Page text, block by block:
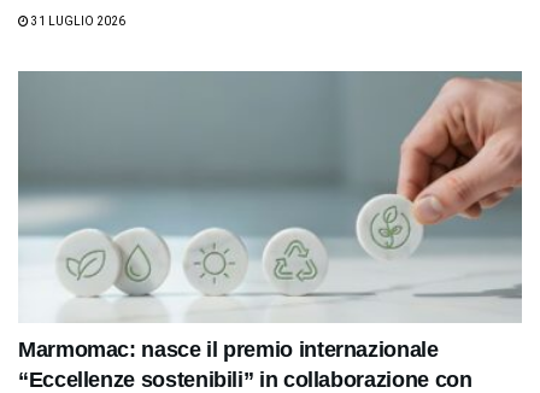
31 LUGLIO 2026
Marmomac: nasce il premio internazionale
“Eccellenze sostenibili” in collaborazione con